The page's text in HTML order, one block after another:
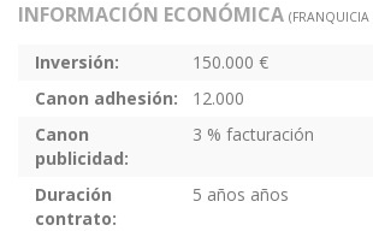
INFORMACIÓN ECONÓMICA
Inversión:
150.000 €
Canon adhesión:
12.000
Canon
publicidad:
3 % facturación
Duración
contrato:
5 años años